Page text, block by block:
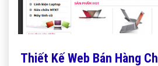
Thiết Kế Web Bán Hàng